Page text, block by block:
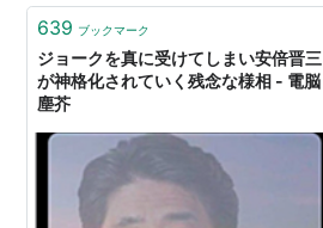
て、そういう一般的なイメ…
639 ブックマーク
ジョークを真に受けてしまい安倍晋三
が神格化されていく残念な様相 - 電脳
塵芥